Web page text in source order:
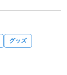
グッズ